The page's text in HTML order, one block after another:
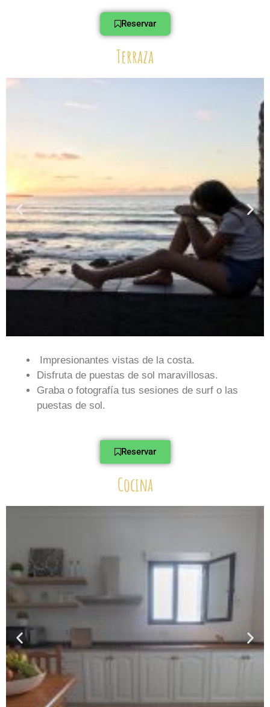
Reservar
Terraza
Impresionantes vistas de la costa.
Disfruta de puestas de sol maravillosas.
Graba o fotografía tus sesiones de surf o las
puestas de sol.
Reservar
Cocina